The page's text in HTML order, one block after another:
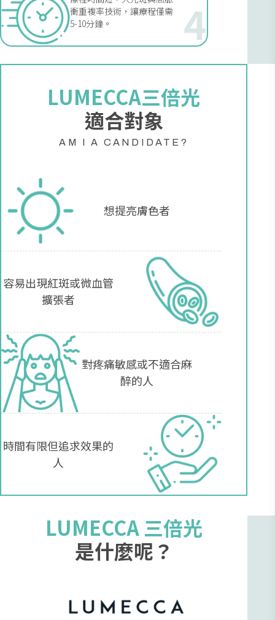
衝重複率技術，讓療程僅需
5-10分鐘。
4
LUMECCA三倍光
適合對象
AM I A CANDIDATE?
想提亮膚色者
容易出現紅斑或微血管
擴張者
對疼痛敏感或不適合麻
醉的人
時間有限但追求效果的
人
LUMECCA 三倍光
是什麼呢？